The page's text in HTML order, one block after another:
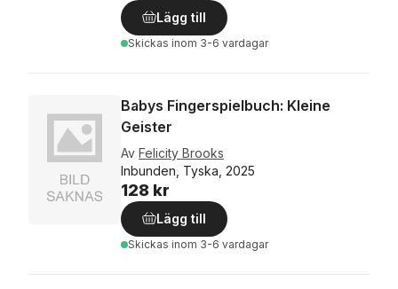
Lägg till
Skickas inom 3-6 vardagar
Babys Fingerspielbuch: Kleine
Geister
Av Felicity Brooks
Inbunden, Tyska, 2025
128 kr
Lägg till
Skickas inom 3-6 vardagar